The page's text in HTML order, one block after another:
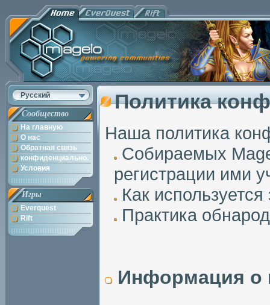
Русский
Сообщество
На главную
О нас
Обратная связь
конфиденциально.
Условия
Игры
Everquest
Rift
Политика
Наша политика
Собираемых
регистрации ими
Как
Практика
Информация о